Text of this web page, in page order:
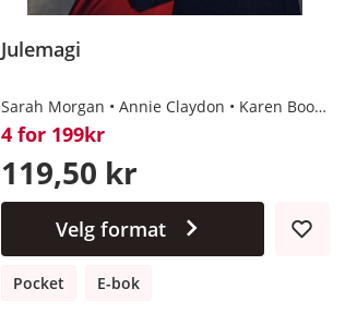
Julemagi
Sarah Morgan Annie Claydon Karen Booth
4 for 199kr
119,50 kr
Velg format
Pocket E-bok